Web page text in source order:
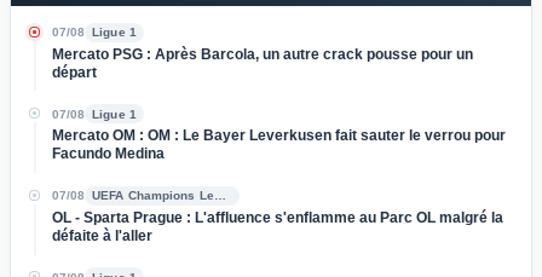
07/08 Ligue 1
Mercato PSG : Après Barcola, un autre crack pousse pour un
départ
07/08 Ligue 1
Mercato OM : OM : Le Bayer Leverkusen fait sauter le verrou pour
Facundo Medina
07/08 UEFA Champions League
OL - Sparta Prague : L'affluence s'enflamme au Parc OL malgré la
défaite à l'aller